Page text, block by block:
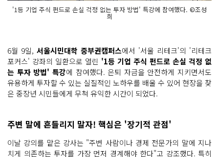
'1등 기업 주식 펀드로 손실 걱정 없는 투자 방법' 특강에 참여했다. ©조성
희
6월 9일, 서울시민대학 중부권캠퍼스에서 '서울 리테크'의 '리테크
포커스' 강좌의 일환으로 열린 '1등 기업 주식 펀드로 손실 걱정 없
는 투자 방법' 특강에 참여했다. 은퇴 자금을 안전하게 지키면서도
유용하게 투자할 수 있는 실질적인 노하우를 배울 수 있어 현장을 찾
은 중장년 시민들에게 무척 유익한 시간이 되었다.
주변 말에 흔들리지 말자! 핵심은 '장기적 관점'
이날 강의를 맡은 강사는 "주변 사람이나 경제 전문가의 말에 지나
치게 의존하는 투자를 가장 먼저 경계해야 한다"고 강조했다. 특히